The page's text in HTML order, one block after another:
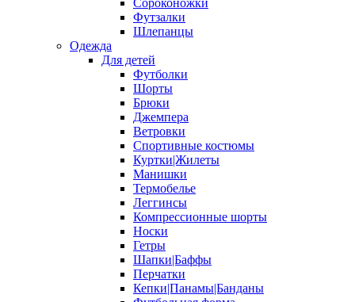
Сороконожки
Футзалки
Шлепанцы
Одежда
Для детей
Футболки
Шорты
Брюки
Джемпера
Ветровки
Спортивные костюмы
Куртки|Жилеты
Манишки
Термобелье
Леггинсы
Компрессионные шорты
Носки
Гетры
Шапки|Баффы
Перчатки
Кепки|Панамы|Банданы